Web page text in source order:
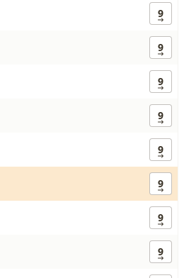
9
9
9
9
9
9
9
9